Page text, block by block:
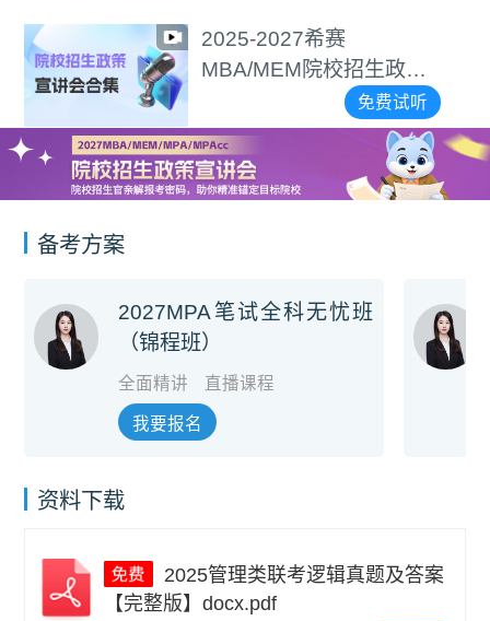
2025-2027希赛
MBA/MEM院校招生政策
免费试听
备考方案
2027MPA笔试全科无忧班
（锦程班）
全面精讲 直播课程
我要报名
资料下载
【完整版】docx.pdf